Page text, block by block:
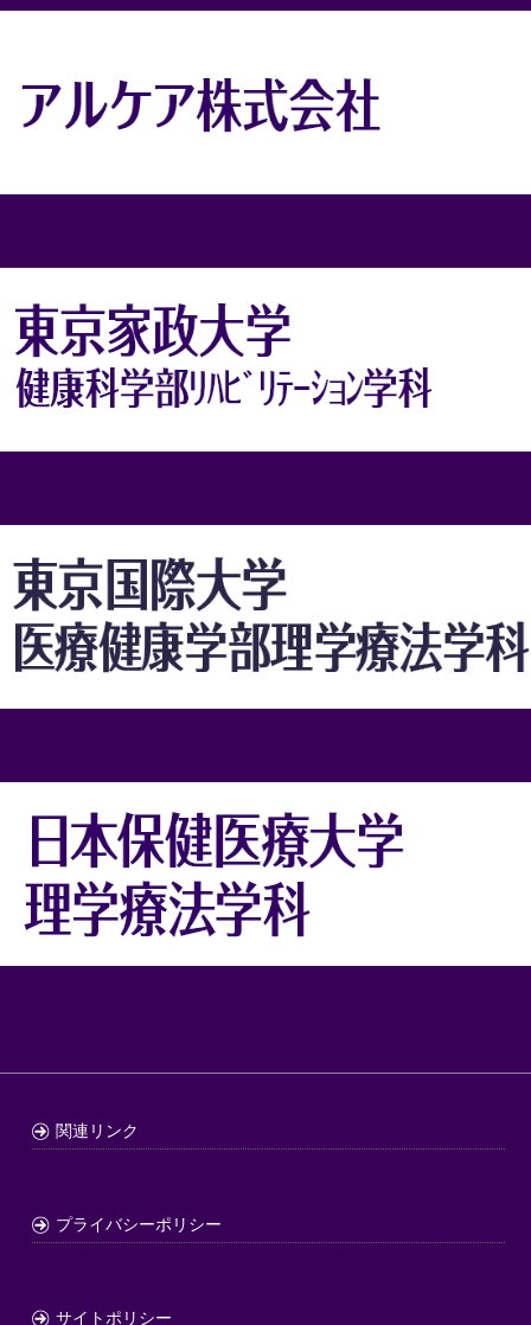
関連リンク
プライバシーポリシー
サイトポリシー